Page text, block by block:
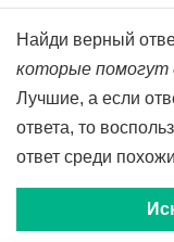
Найди верный
которые помогут
Лучшие, а если
ответа, то
ответ среди